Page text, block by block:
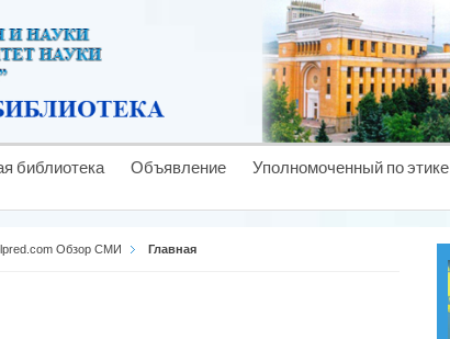
библиотека Объявление Уполномоченный по этике
Обзор СМИ Главная